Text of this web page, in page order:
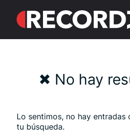
✖ No hay
Lo sentimos, no hay entradas
tu búsqueda.